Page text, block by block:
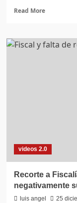
Read MoreRead
Estados
Unidos
videos 2.0
Recorte a
negativamente
luis angel 25